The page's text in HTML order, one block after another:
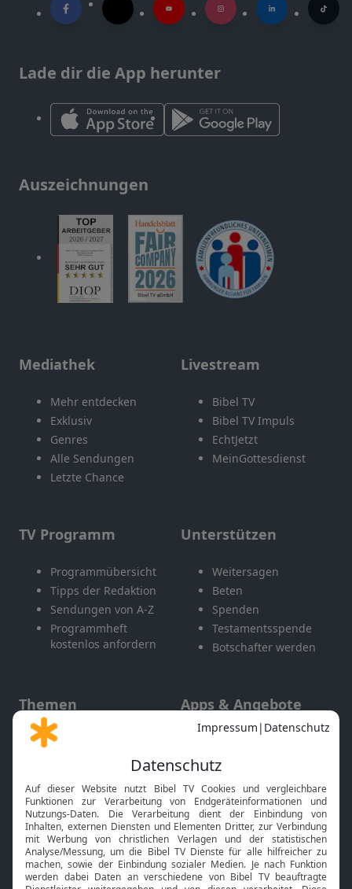
Lade dir die App herunter
Auszeichnungen
Mediathek
Mehr entdecken
Exklusiv
Genres
Alle Sendungen
Letzte Chance
Livestream
Bibel TV
Bibel TV Impuls
EchtJetzt
MeinGottesdienst
TV Programm
Programmübersicht
Tipps der Redaktion
Sendungen von A-Z
Programmheft
kostenlos anfordern
Unterstützen
Weitersagen
Beten
Spenden
Testamentsspende
Botschafter werden
Themen
Gott und Bibel erklärt
Neuigkeiten
Apps & Angebote
Mobile App
Smart TV
HbbTV
Bibelthek Online-Bibel
Nächster Gottesdienst